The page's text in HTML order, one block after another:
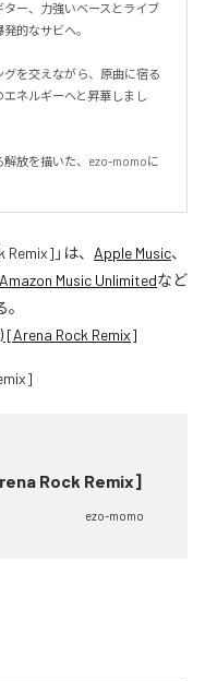
ー、力強いベースとライブ
的なサビへ。
を交えながら、原曲に宿る
ネルギーへと昇華しまし
放を描いた、ezo-momoに
Remix] 」は、 Apple Music、
Amazon Music Unlimitedなど
Rock Remix]
Rock Remix]
ezo-momo